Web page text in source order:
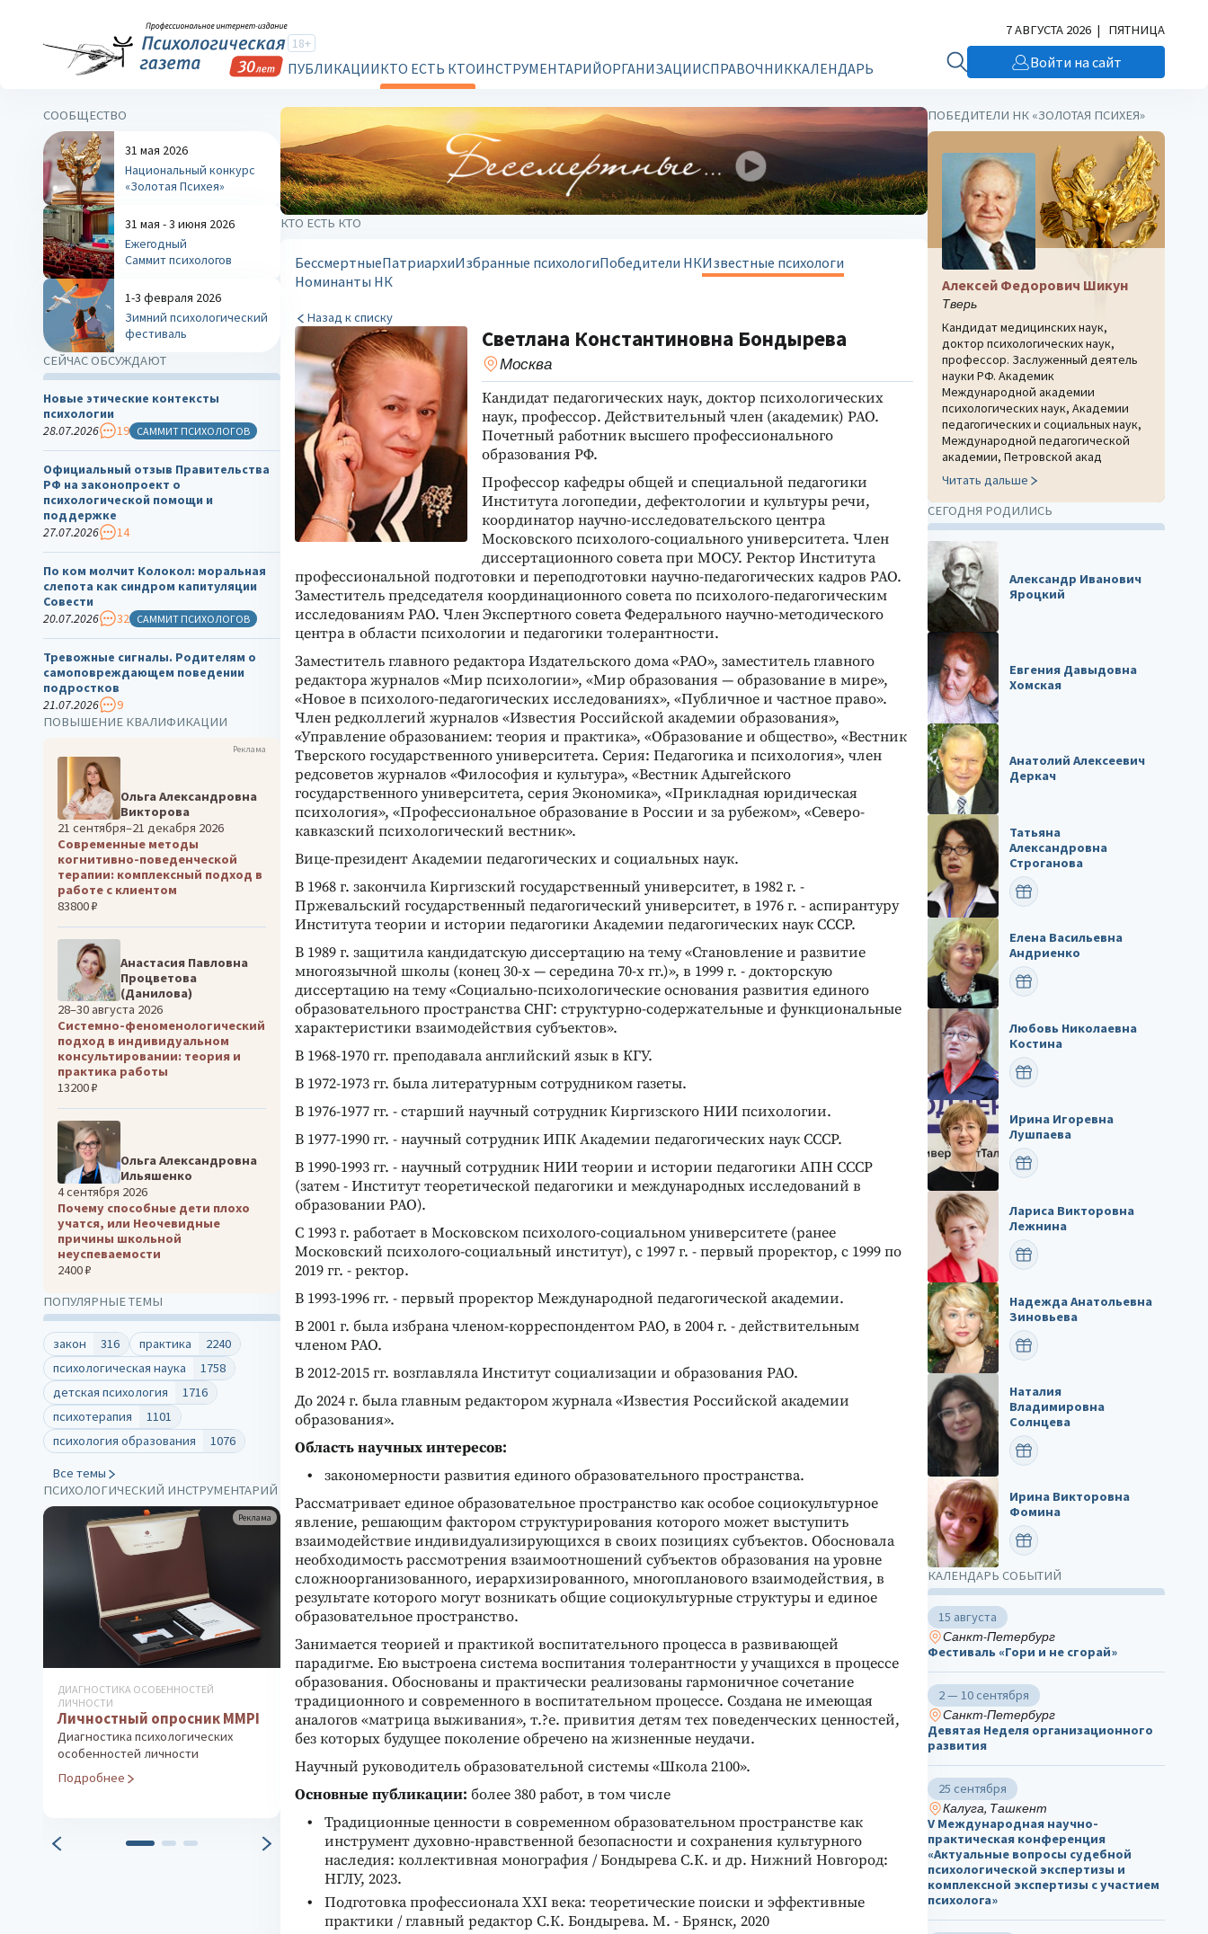
18+
ПУБЛИКАЦИИКТО ЕСТЬ КТОИНСТРУМЕНТАРИЙОРГАНИЗАЦИИСПРАВОЧНИККАЛЕНДАРЬ
7 АВГУСТА 2026 | ПЯТНИЦА
Войти на сайт
КТО ЕСТЬ КТО
БессмертныеПатриархиИзбранные психологиПобедители НКИзвестные психологи
Номинанты НК
Назад к списку
Светлана Константиновна Бондырева
Москва
Кандидат педагогических наук, доктор психологических
наук, профессор. Действительный член (академик) РАО.
Почетный работник высшего профессионального
образования РФ.
Профессор кафедры общей и специальной педагогики
Института логопедии, дефектологии и культуры речи,
координатор научно-исследовательского центра
Московского психолого-социального университета. Член
диссертационного совета при МОСУ. Ректор Института
профессиональной подготовки и переподготовки научно-педагогических кадров РАО.
Заместитель председателя координационного совета по психолого-педагогическим
исследованиям РАО. Член Экспертного совета Федерального научно-методического
центра в области психологии и педагогики толерантности.
Заместитель главного редактора Издательского дома «РАО», заместитель главного
редактора журналов «Мир психологии», «Мир образования — образование в мире»,
«Новое в психолого-педагогических исследованиях», «Публичное и частное право».
Член редколлегий журналов «Известия Российской академии образования»,
«Управление образованием: теория и практика», «Образование и общество», «Вестник
Тверского государственного университета. Серия: Педагогика и психология», член
редсоветов журналов «Философия и культура», «Вестник Адыгейского
государственного университета, серия Экономика», «Прикладная юридическая
психология», «Профессиональное образование в России и за рубежом», «Северо-
кавказский психологический вестник».
Вице-президент Академии педагогических и социальных наук.
В 1968 г. закончила Киргизский государственный университет, в 1982 г. -
Пржевальский государственный педагогический университет, в 1976 г. - аспирантуру
Института теории и истории педагогики Академии педагогических наук СССР.
В 1989 г. защитила кандидатскую диссертацию на тему «Становление и развитие
многоязычной школы (конец 30-х — середина 70-х гг.)», в 1999 г. - докторскую
диссертацию на тему «Социально-психологические основания развития единого
образовательного пространства СНГ: структурно-содержательные и функциональные
характеристики взаимодействия субъектов».
В 1968-1970 гг. преподавала английский язык в КГУ.
В 1972-1973 гг. была литературным сотрудником газеты.
В 1976-1977 гг. - старший научный сотрудник Киргизского НИИ психологии.
В 1977-1990 гг. - научный сотрудник ИПК Академии педагогических наук СССР.
В 1990-1993 гг. - научный сотрудник НИИ теории и истории педагогики АПН СССР
(затем - Институт теоретической педагогики и международных исследований в
образовании РАО).
С 1993 г. работает в Московском психолого-социальном университете (ранее
Московский психолого-социальный институт), с 1997 г. - первый проректор, с 1999 по
2019 гг. - ректор.
В 1993-1996 гг. - первый проректор Международной педагогической академии.
В 2001 г. была избрана членом-корреспондентом РАО, в 2004 г. - действительным
членом РАО.
В 2012-2015 гг. возглавляла Институт социализации и образования РАО.
До 2024 г. была главным редактором журнала «Известия Российской академии
образования».
Область научных интересов:
закономерности развития единого образовательного пространства.
Рассматривает единое образовательное пространство как особое социокультурное
явление, решающим фактором структурирования которого может выступить
взаимодействие индивидуализирующихся в своих позициях субъектов. Обосновала
необходимость рассмотрения взаимоотношений субъектов образования на уровне
сложноорганизованного, иерархизированного, многопланового взаимодействия, в
результате которого могут возникать общие социокультурные структуры и единое
образовательное пространство.
Занимается теорией и практикой воспитательного процесса в развивающей
парадигме. Ею выстроена система воспитания толерантности у учащихся в процессе
образования. Обоснованы и практически реализованы гармоничное сочетание
традиционного и современного в воспитательном процессе. Создана не имеющая
аналогов «матрица выживания», т.?е. привития детям тех поведенческих ценностей,
без которых будущее поколение обречено на жизненные неудачи.
Научный руководитель образовательной системы «Школа 2100».
Основные публикации: более 380 работ, в том числе
Традиционные ценности в современном образовательном пространстве как
инструмент духовно-нравственной безопасности и сохранения культурного
наследия: коллективная монография / Бондырева С.К. и др. Нижний Новгород:
НГЛУ, 2023.
Подготовка профессионала XXI века: теоретические поиски и эффективные
практики / главный редактор С.К. Бондырева. М. - Брянск, 2020
СООБЩЕСТВО
31 мая 2026
Национальный конкурс
«Золотая Психея»
31 мая - 3 июня 2026
Ежегодный
Саммит психологов
1-3 февраля 2026
Зимний психологический
фестиваль
СЕЙЧАС ОБСУЖДАЮТ
Новые этические контексты
психологии
28.07.2026
19 САММИТ ПСИХОЛОГОВ
Официальный отзыв Правительства
РФ на законопроект о
психологической помощи и
поддержке
27.07.2026
14
По ком молчит Колокол: моральная
слепота как синдром капитуляции
Совести
20.07.2026
32 САММИТ ПСИХОЛОГОВ
Тревожные сигналы. Родителям о
самоповреждающем поведении
подростков
21.07.2026
9
ПОВЫШЕНИЕ КВАЛИФИКАЦИИ
Реклама
Ольга Александровна
Викторова
21 сентября–21 декабря 2026
Современные методы
когнитивно-поведенческой
терапии: комплексный подход в
работе с клиентом
83800 ₽
Анастасия Павловна
Процветова
(Данилова)
28–30 августа 2026
Системно-феноменологический
подход в индивидуальном
консультировании: теория и
практика работы
13200 ₽
Ольга Александровна
Ильяшенко
4 сентября 2026
Почему способные дети плохо
учатся, или Неочевидные
причины школьной
неуспеваемости
2400 ₽
ПОПУЛЯРНЫЕ ТЕМЫ
закон 316 практика
2240
психологическая наука
1758
детская психология
1716
психотерапия
1101
психология образования
1076
Все темы
ПСИХОЛОГИЧЕСКИЙ ИНСТРУМЕНТАРИЙ
Реклама
ДИАГНОСТИКА ОСОБЕННОСТЕЙ
ЛИЧНОСТИ
Личностный опросник MMPI
Диагностика психологических
особенностей личности
Подробнее
Реклама
КНИГИ ПО ПСИХОЛОГИИ / ДИАГНОСТИКА
ОСОБЕННОСТЕЙ ЛИЧНОСТИ
Методика «АКОРД»
Ванновская О.В.
Оценка уровня антикоррупционной
устойчивости
Подробнее
Реклама
ДИАГНОСТИКА ОСОБЕННОСТЕЙ
ЛИЧНОСТИ
Методика «Домики»
Диагностика эмоциональной
ребенка
Подробнее
ПОБЕДИТЕЛИ НК «ЗОЛОТАЯ ПСИХЕЯ»
Алексей Федорович Шикун
Тверь
Кандидат медицинских наук,
доктор психологических наук,
профессор. Заслуженный деятель
науки РФ. Академик
Международной академии
психологических наук, Академии
педагогических и социальных наук,
Международной педагогической
академии, Петровской акад
Читать дальше
СЕГОДНЯ РОДИЛИСЬ
Александр Иванович
Яроцкий
Евгения Давыдовна
Хомская
Анатолий Алексеевич
Деркач
Татьяна
Александровна
Строганова
ПОЗДРАВИТЬ
Елена Васильевна
Андриенко
ПОЗДРАВИТЬ
Любовь Николаевна
Костина
ПОЗДРАВИТЬ
Ирина Игоревна
Лушпаева
ПОЗДРАВИТЬ
Лариса Викторовна
Лежнина
ПОЗДРАВИТЬ
Надежда Анатольевна
Зиновьева
ПОЗДРАВИТЬ
Наталия
Владимировна
Солнцева
ПОЗДРАВИТЬ
Ирина Викторовна
Фомина
ПОЗДРАВИТЬ
КАЛЕНДАРЬ СОБЫТИЙ
15 августа
Санкт-Петербург
Фестиваль «Гори и не сгорай»
2 — 10 сентября
Санкт-Петербург
Девятая Неделя организационного
развития
25 сентября
Калуга, Ташкент
V Международная научно-
практическая конференция
«Актуальные вопросы судебной
психологической экспертизы и
комплексной экспертизы с участием
психолога»